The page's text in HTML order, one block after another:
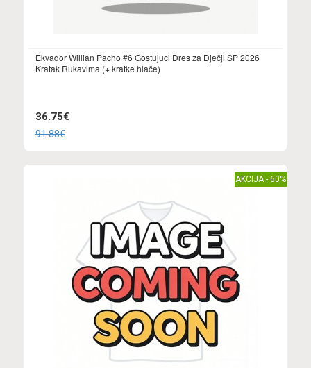
Ekvador Willian Pacho #6 Gostujuci Dres za Dječji SP 2026
Kratak Rukavima (+ kratke hlače)
36.75€
91.88€
AKCIJA - 60%